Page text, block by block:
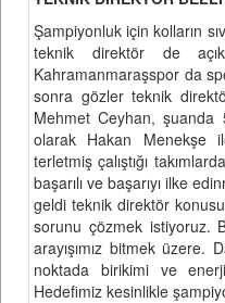
Şampiyonluk için kolların
teknik direktör de
Kahramanmaraşspor da
sonra gözler teknik
Mehmet Ceyhan,
olarak Hakan Menekşe
terletmiş çalıştığı
başarılı ve başarıyı ilke
geldi teknik direktör
sorunu çözmek istiyoruz.
arayışımız bitmek
noktada birikimi ve
Hedefimiz kesinlikle